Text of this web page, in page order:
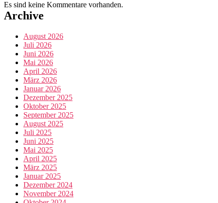
Es sind keine Kommentare vorhanden.
Archive
August 2026
Juli 2026
Juni 2026
Mai 2026
April 2026
März 2026
Januar 2026
Dezember 2025
Oktober 2025
September 2025
August 2025
Juli 2025
Juni 2025
Mai 2025
April 2025
März 2025
Januar 2025
Dezember 2024
November 2024